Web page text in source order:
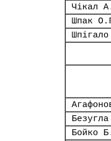
Чікал
Шпак
Бойко